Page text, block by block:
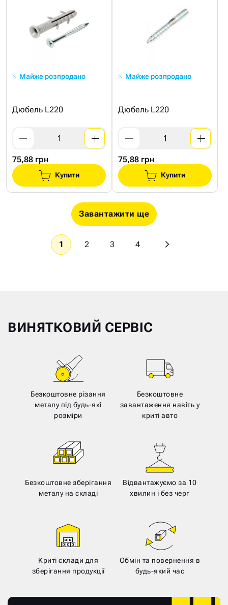
Майже розпродано
Дюбель L220
75,88 грн
Купити
Майже розпродано
Дюбель L220
75,88 грн
Купити
Завантажити ще
1 2 3 4
ВИНЯТКОВИЙ СЕРВІС
Безкоштовне різання
металу під будь-які
розміри
Безкоштовне
завантаження навіть у
криті авто
Безкоштовне зберігання
металу на складі
Відвантажуємо за 10
хвилин і без черг
Криті склади для
зберігання продукції
Обмін та повернення в
будь-який час